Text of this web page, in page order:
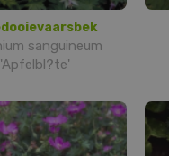
sanguineum
'Apfelbl?te'